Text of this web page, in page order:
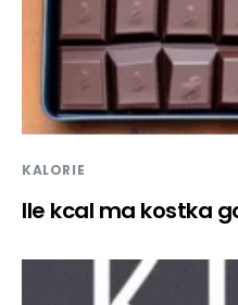
KALORIE
Ile kcal ma kostka